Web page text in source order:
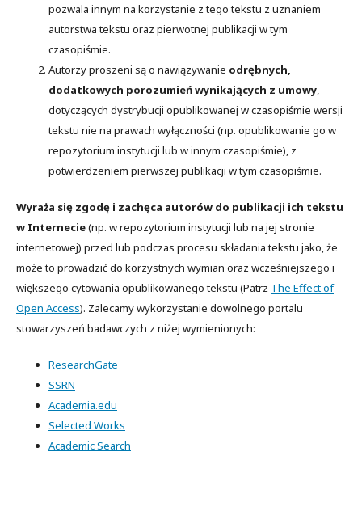
pozwala innym na korzystanie z tego tekstu z uznaniem
autorstwa tekstu oraz pierwotnej publikacji w tym
czasopiśmie.
Autorzy proszeni są o nawiązywanie odrębnych,
dodatkowych porozumień wynikających z umowy,
dotyczących dystrybucji opublikowanej w czasopiśmie wersji
tekstu nie na prawach wyłączności (np. opublikowanie go w
repozytorium instytucji lub w innym czasopiśmie), z
potwierdzeniem pierwszej publikacji w tym czasopiśmie.
Wyraża się zgodę i zachęca autorów do publikacji ich tekstu
w Internecie(np. w repozytorium instytucji lub na jej stronie
internetowej) przed lub podczas procesu składania tekstu jako, że
może to prowadzić do korzystnych wymian oraz wcześniejszego i
większego cytowania opublikowanego tekstu (Patrz The Effect of
Open Access). Zalecamy wykorzystanie dowolnego portalu
stowarzyszeń badawczych z niżej wymienionych:
ResearchGate
SSRN
Academia.edu
Selected Works
Academic Search